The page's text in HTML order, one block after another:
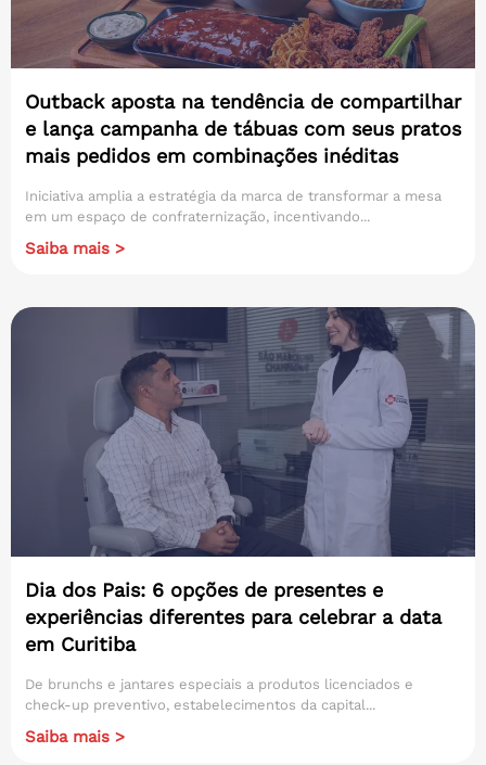
Outback aposta na tendência de compartilhar
e lança campanha de tábuas com seus pratos
mais pedidos em combinações inéditas
Iniciativa amplia a estratégia da marca de transformar a mesa
em um espaço de confraternização, incentivando...
Saiba mais >
Dia dos Pais: 6 opções de presentes e
experiências diferentes para celebrar a data
em Curitiba
De brunchs e jantares especiais a produtos licenciados e
check-up preventivo, estabelecimentos da capital...
Saiba mais >